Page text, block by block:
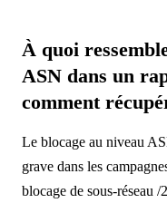
À quoi
ASN dans un
comment
Le blocage au niveau
grave dans les
blocage de sous-réseau